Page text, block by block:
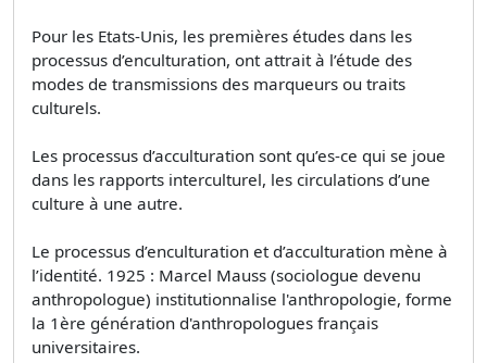
Pour les Etats-Unis, les premières études dans les
processus d’enculturation, ont attrait à l’étude des
modes de transmissions des marqueurs ou traits
culturels.
Les processus d’acculturation sont qu’es-ce qui se joue
dans les rapports interculturel, les circulations d’une
culture à une autre.
Le processus d’enculturation et d’acculturation mène à
l’identité. 1925 : Marcel Mauss (sociologue devenu
anthropologue) institutionnalise l'anthropologie, forme
la 1ère génération d'anthropologues français
universitaires.